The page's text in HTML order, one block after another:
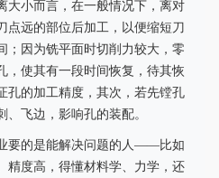
大小而言，在一般情况下，离对
点远的部位后加工，以便缩短刀
；因为铣平面时切削力较大，零
，使其有一段时间恢复，待其恢
孔的加工精度，其次，若先镗孔
飞边，影响孔的装配。
要的是能解决问题的人——比如
精度高，得懂材料学、力学，还